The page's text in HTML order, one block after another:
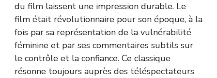
du film laissent une impression durable. Le
film était révolutionnaire pour son époque, à la
fois par sa représentation de la vulnérabilité
féminine et par ses commentaires subtils sur
le contrôle et la confiance. Ce classique
résonne toujours auprès des téléspectateurs